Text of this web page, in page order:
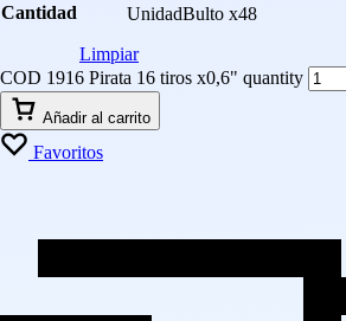
Cantidad UnidadBulto x48
Limpiar
COD 1916 Pirata 16 tiros x0,6" quantity
Añadir al carrito
Favoritos